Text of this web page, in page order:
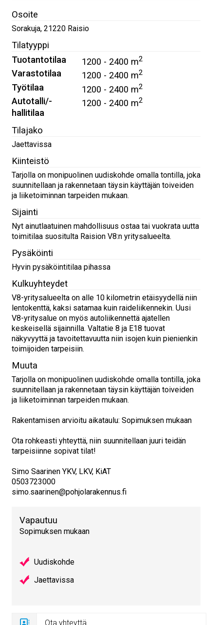
Osoite
Sorakuja, 21220 Raisio
Tilatyyppi
Tuotantotilaa
1200 - 2400 m2
Varastotilaa 1200 - 2400 m2
Työtilaa 1200 - 2400 m2
Autotalli/-
hallitilaa
1200 - 2400 m2
Tilajako
Jaettavissa
Kiinteistö
Tarjolla on monipuolinen uudiskohde omalla tontilla, joka
suunnitellaan ja rakennetaan täysin käyttäjän toiveiden
ja liiketoiminnan tarpeiden mukaan.
Sijainti
Nyt ainutlaatuinen mahdollisuus ostaa tai vuokrata uutta
toimitilaa suositulta Raision V8:n yritysalueelta.
Pysäköinti
Hyvin pysäköintitilaa pihassa
Kulkuyhteydet
V8-yritysalueelta on alle 10 kilometrin etäisyydellä niin
lentokenttä, kaksi satamaa kuin raideliikennekin. Uusi
V8-yritysalue on myös autoliikennettä ajatellen
keskeisellä sijainnilla. Valtatie 8 ja E18 tuovat
näkyvyyttä ja tavoitettavuutta niin isojen kuin pienienkin
toimijoiden tarpeisiin.
Muuta
Tarjolla on monipuolinen uudiskohde omalla tontilla, joka
suunnitellaan ja rakennetaan täysin käyttäjän toiveiden
ja liiketoiminnan tarpeiden mukaan.
Rakentamisen arvioitu aikataulu: Sopimuksen mukaan
Ota rohkeasti yhteyttä, niin suunnitellaan juuri teidän
tarpeisiinne sopivat tilat!
Simo Saarinen YKV, LKV, KiAT
0503723000
simo.saarinen@pohjolarakennus.fi
Vapautuu
Sopimuksen mukaan
Uudiskohde
Jaettavissa
Ota yhteyttä